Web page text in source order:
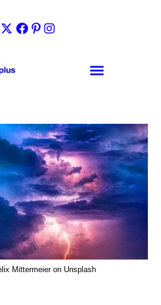
Mittermeier on Unsplash